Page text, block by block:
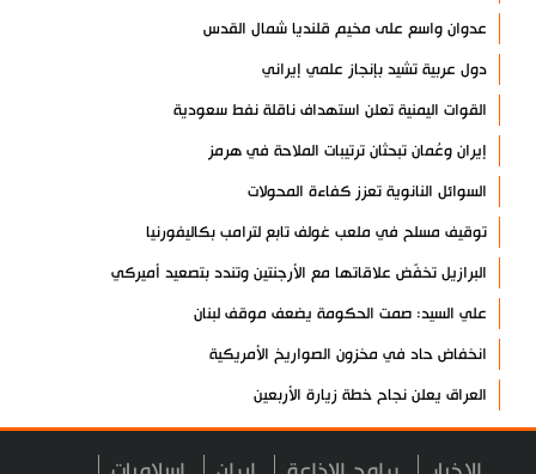
عدوان واسع على مخيم قلنديا شمال القدس
دول عربية تشيد بإنجاز علمي إيراني
القوات اليمنية تعلن استهداف ناقلة نفط سعودية
إيران وعُمان تبحثان ترتيبات الملاحة في هرمز
السوائل النانوية تعزز كفاءة المحولات
توقيف مسلح في ملعب غولف تابع لترامب بكاليفورنيا
البرازيل تخفّض علاقاتها مع الأرجنتين وتندد بتصعيد أميركي
علي السيد: صمت الحكومة يضعف موقف لبنان
انخفاض حاد في مخزون الصواريخ الأمريكية
العراق يعلن نجاح خطة زيارة الأربعين
رضائي: إيران جاهزة للدفاع عن سيادتها